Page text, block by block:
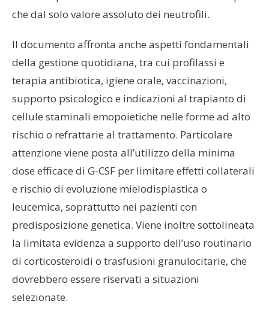
che dal solo valore assoluto dei neutrofili.
Il documento affronta anche aspetti fondamentali
della gestione quotidiana, tra cui profilassi e
terapia antibiotica, igiene orale, vaccinazioni,
supporto psicologico e indicazioni al trapianto di
cellule staminali emopoietiche nelle forme ad alto
rischio o refrattarie al trattamento. Particolare
attenzione viene posta all’utilizzo della minima
dose efficace di G-CSF per limitare effetti collaterali
e rischio di evoluzione mielodisplastica o
leucemica, soprattutto nei pazienti con
predisposizione genetica. Viene inoltre sottolineata
la limitata evidenza a supporto dell’uso routinario
di corticosteroidi o trasfusioni granulocitarie, che
dovrebbero essere riservati a situazioni
selezionate.